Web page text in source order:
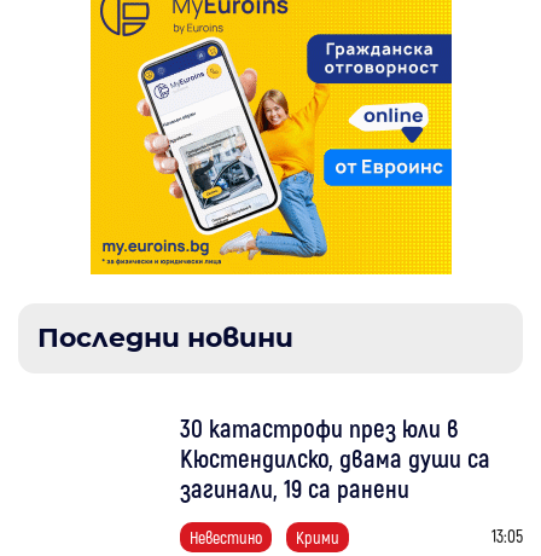
Последни новини
30 катастрофи през юли в
Кюстендилско, двама души са
загинали, 19 са ранени
Невестино Крими 13:05